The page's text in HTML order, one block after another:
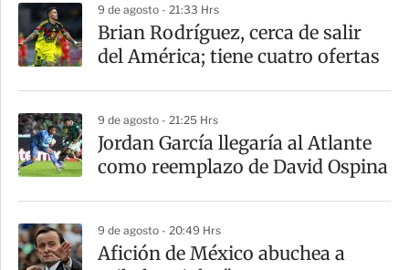
a
r
t
r
9 de agosto - 21:33 Hrs
Brian Rodríguez, cerca de salir
del América; tiene cuatro ofertas
9 de agosto - 21:25 Hrs
Jordan García llegaría al Atlante
como reemplazo de David Ospina
9 de agosto - 20:49 Hrs
Afición de México abuchea a